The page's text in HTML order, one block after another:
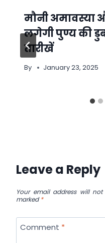
मौनी अमावस्या
लगेगी पुण्य की
तारीखें
By January 23, 2025
Leave a Reply
Your email address will not
marked*
Comment *